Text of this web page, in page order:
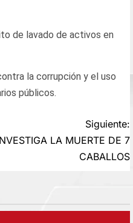
de lavado de activos en
la corrupción y el uso
públicos.
Siguiente:
LA MUERTE DE 7
CABALLOS